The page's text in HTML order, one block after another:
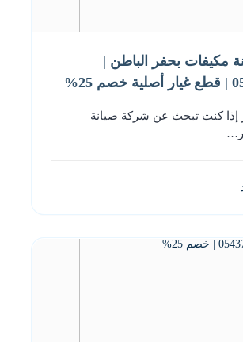
مكيفات بحفر الباطن |
25%
إذا كنت تبحث عن شركة صيانة